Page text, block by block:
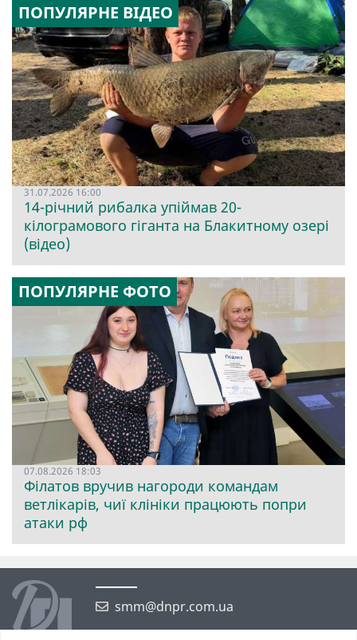
ПОПУЛЯРНЕ ВІДЕО
31.07.2026 16:00
14-річний рибалка упіймав 20-
кілограмового гіганта на Блакитному озері
(відео)
ПОПУЛЯРНЕ ФОТО
07.08.2026 18:03
Філатов вручив нагороди командам
ветлікарів, чиї клініки працюють попри
атаки рф
smm@dnpr.com.ua